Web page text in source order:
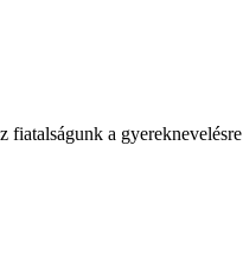
fiatalságunk a